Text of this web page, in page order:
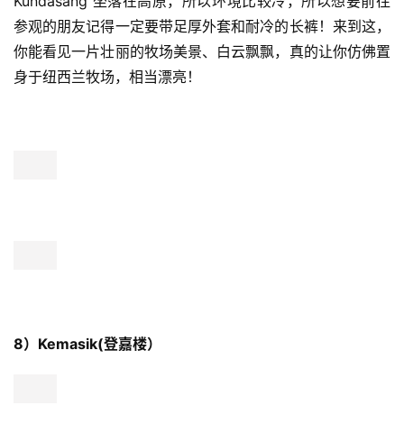
参观的朋友记得一定要带足厚外套和耐冷的长裤！来到这，
你能看见一片壮丽的牧场美景、白云飘飘，真的让你仿佛置
身于纽西兰牧场，相当漂亮！
8）Kemasik(登嘉楼）